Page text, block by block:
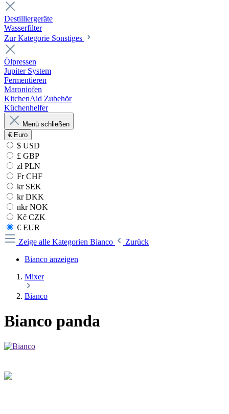
Destilliergeräte
Wasserfilter
Zur Kategorie Sonstiges
Ölpressen
Jupiter System
Fermentieren
Maroniofen
KitchenAid Zubehör
Küchenhelfer
Menü schließen
€ Euro
$ USD
£ GBP
zł PLN
Fr CHF
kr SEK
kr DKK
nkr NOK
Kč CZK
€ EUR
Zeige alle Kategorien Bianco
Zurück
Bianco anzeigen
Mixer
Bianco
Bianco panda